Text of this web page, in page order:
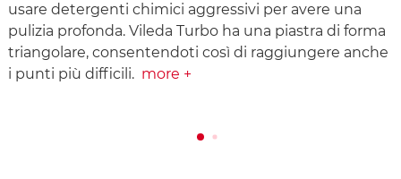
usare detergenti chimici aggressivi per avere una
pulizia profonda. Vileda Turbo ha una piastra di forma
triangolare, consentendoti così di raggiungere anche
i punti più difficili. more +